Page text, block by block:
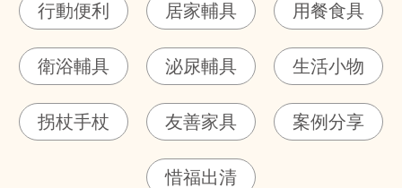
健康知識
購物須知
門市-聯絡我們
行動便利 居家輔具 用餐食具
衛浴輔具 泌尿輔具 生活小物
拐杖手杖 友善家具 案例分享
惜福出清